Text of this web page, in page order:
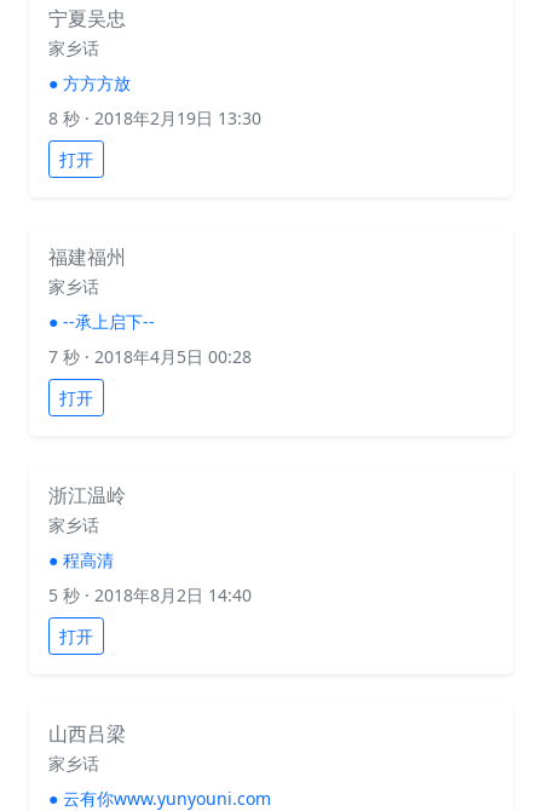
宁夏吴忠
家乡话
● 方方方放
8 秒 · 2018年2月19日 13:30
打开
福建福州
家乡话
● --承上启下--
7 秒 · 2018年4月5日 00:28
打开
浙江温岭
家乡话
● 程高清
5 秒 · 2018年8月2日 14:40
打开
山西吕梁
家乡话
● 云有你www.yunyouni.com